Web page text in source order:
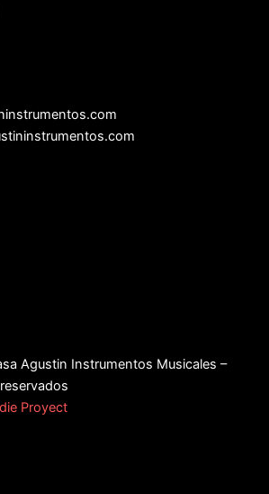
Agustin Instrumentos Musicales –
Proyect